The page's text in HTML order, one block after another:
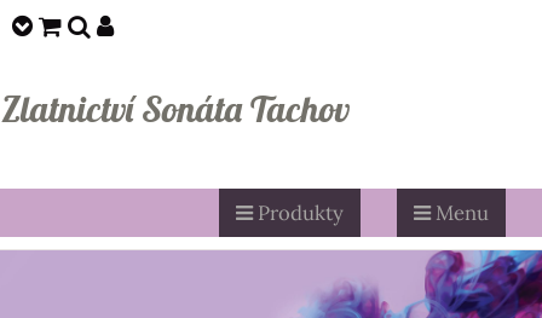
Zlatnictví Sonáta Tachov
Produkty Menu